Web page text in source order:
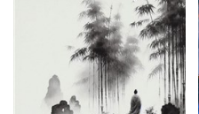
Trùng Sinh